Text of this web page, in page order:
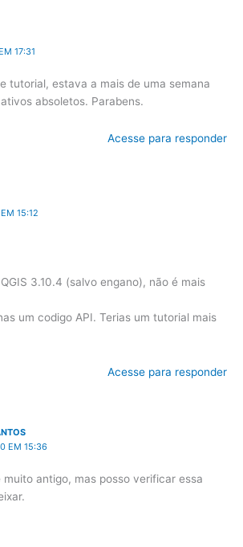
17:31
tutorial, estava a mais de uma semana
absoletos. Parabens.
Acesse para responder
15:12
3.10.4 (salvo engano), não é mais
um codigo API. Terias um tutorial mais
Acesse para responder
EM 15:36
muito antigo, mas posso verificar essa